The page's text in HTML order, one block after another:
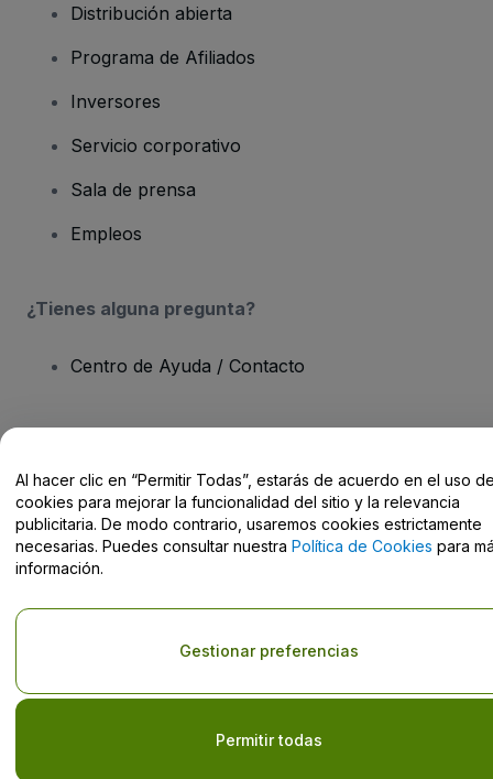
Distribución abierta
Programa de Afiliados
Inversores
Servicio corporativo
Sala de prensa
Empleos
¿Tienes alguna pregunta?
Centro de Ayuda / Contacto
Derechos reservados © viagogo GmbH 2026
Datos de la Empresa
El uso de este sitio web constituye la aceptación de los Términos y
Condiciones, de laPolítica de Privacidad, de laPolítica de Cookies
y de laPolítica de Privacidad para Móviles
No compartir mi información personal ni tus opciones de
Al hacer clic en “Permitir Todas”, estarás de acuerdo en el uso
cookies para mejorar la funcionalidad del sitio y la relevancia
publicitaria. De modo contrario, usaremos cookies estrictamente
necesarias. Puedes consultar nuestra Política de Cookies para
información.
Permitir todas
Gestionar preferencias